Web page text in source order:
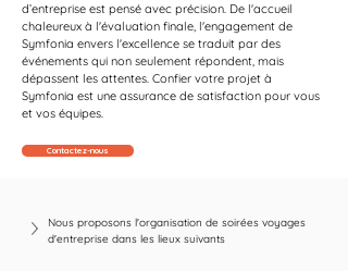
d’entreprise est pensé avec précision. De l'accueil
chaleureux à l'évaluation finale, l'engagement de
Symfonia envers l'excellence se traduit par des
événements qui non seulement répondent, mais
dépassent les attentes. Confier votre projet à
Symfonia est une assurance de satisfaction pour vous
et vos équipes.
Contactez-nous
Nous proposons l'organisation de soirées voyages
d'entreprise dans les lieux suivants